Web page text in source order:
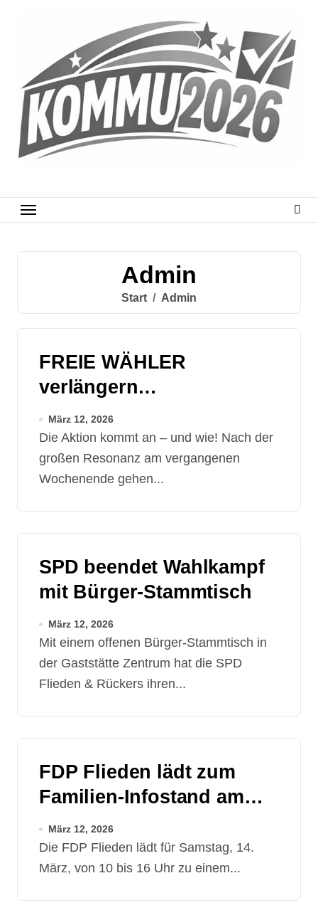
Admin
Start Admin
FREIE WÄHLER
verlängern
Tankgutschein-
Gewinnaktion
März 12, 2026
Die Aktion kommt an – und wie! Nach der
großen Resonanz am vergangenen
Wochenende gehen...
SPD beendet Wahlkampf
mit Bürger-Stammtisch
März 12, 2026
Mit einem offenen Bürger-Stammtisch in
der Gaststätte Zentrum hat die SPD
Flieden & Rückers ihren...
FDP Flieden lädt zum
Familien-Infostand am
Paddelteich ein
März 12, 2026
Die FDP Flieden lädt für Samstag, 14.
März, von 10 bis 16 Uhr zu einem...